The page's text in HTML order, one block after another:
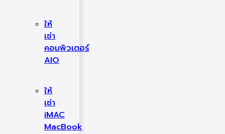
ให้
เช่า
คอมพิวเตอร์
AIO
ให้
เช่า
iMAC
MacBook